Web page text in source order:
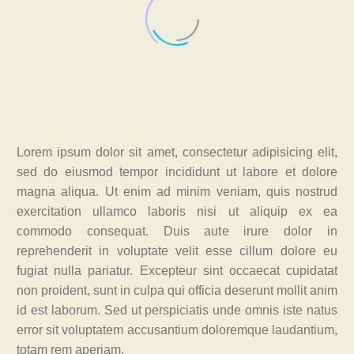
Lorem ipsum dolor sit amet, consectetur adipisicing elit,
sed do eiusmod tempor incididunt ut labore et dolore
magna aliqua. Ut enim ad minim veniam, quis nostrud
exercitation ullamco laboris nisi ut aliquip ex ea
commodo consequat. Duis aute irure dolor in
reprehenderit in voluptate velit esse cillum dolore eu
fugiat nulla pariatur. Excepteur sint occaecat cupidatat
non proident, sunt in culpa qui officia deserunt mollit anim
id est laborum. Sed ut perspiciatis unde omnis iste natus
error sit voluptatem accusantium doloremque laudantium,
totam rem aperiam.